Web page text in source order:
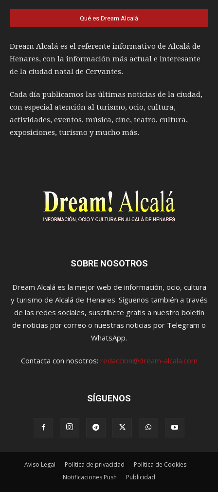
Qué es Dream Alcalá
Dream Alcalá es el referente informativo de Alcalá de
Henares, con la información más actual e interesante
de la ciudad natal de Cervantes.
Cada día publicamos las últimas noticias de la ciudad,
con especial atención al turismo, ocio, cultura,
actividades, eventos, música, cine, teatro, cultura,
exposiciones, turismo y mucho más.
SOBRE NOSOTROS
Dream Alcalá es la mejor web de información, ocio, cultura
y turismo de Alcalá de Henares. Síguenos también a través
de las redes sociales, suscríbete gratis a nuestro boletín
de noticias por correo o nuestras noticias por Telegram o
WhatsApp.
Contacta con nosotros: redaccion@dream-alcala.com
SÍGUENOS
Aviso Legal Política de privacidad
Política de Cookies
Notificaciones Push
Publicidad